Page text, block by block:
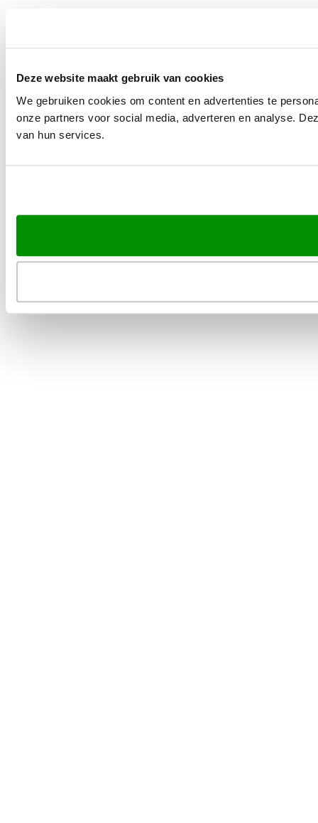
Deze website maakt gebruik van cookies
We gebruiken cookies om content en advertenties te
onze partners voor social media, adverteren en analyse.
van hun services.